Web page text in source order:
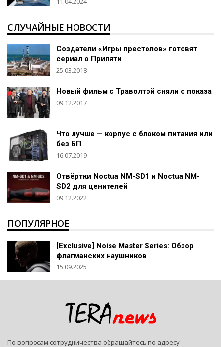
СЛУЧАЙНЫЕ НОВОСТИ
Создатели «Игры престолов» готовят
сериал о Припяти
25.03.2018
Новый фильм с Траволтой сняли с показа
09.12.2017
Что лучше — корпус с блоком питания или
без БП
16.07.2019
Отвёртки Noctua NM-SD1 и Noctua NM-
SD2 для ценителей
09.12.2022
ПОПУЛЯРНОЕ
[Exclusive] Noise Master Series: Обзор
флагманских наушников
15.09.2025
По вопросам сотрудничества обращайтесь по адресу